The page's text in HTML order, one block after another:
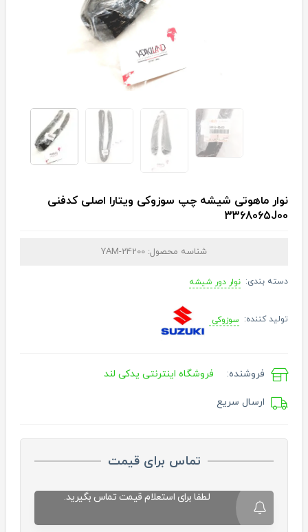
نوار ماهوتی شیشه چپ سوزوکی ویتارا اصلی کدفنی
3368065J00
شناسه محصول: YAM-24200
دسته بندی: نوار دور شیشه
تولید کننده: سوزوکی
فروشنده: فروشگاه اینترنتی یدکی لند
ارسال سریع
تماس برای قیمت
لطفا برای استعلام قیمت تماس بگیرید.